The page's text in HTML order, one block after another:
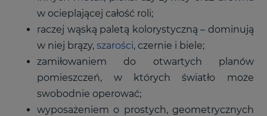
w ocieplającej całość roli;
raczej wąską paletą kolorystyczną – dominują
w niej brązy,szarości, czernie i biele;
zamiłowaniem do otwartych planów
pomieszczeń, w których światło może
swobodnie operować;
wyposażeniem o prostych, geometrycznych